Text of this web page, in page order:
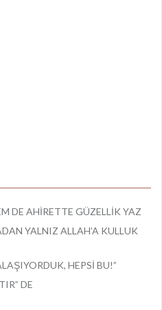
DE AHİRETTE GÜZELLİK YAZ
YALNIZ ALLAH’A KULLUK
HEPSİ BU!”
DE